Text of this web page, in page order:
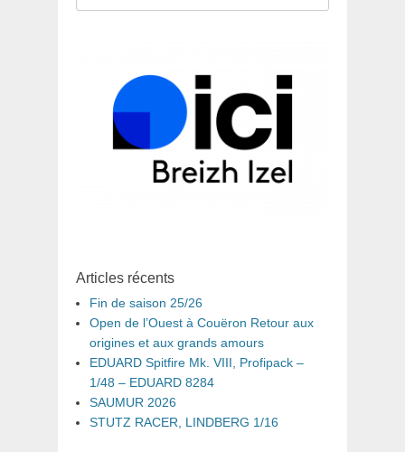
pour
Articles récents
Fin de saison 25/26
Open de l’Ouest à Couëron Retour aux
origines et aux grands amours
EDUARD Spitfire Mk. VIII, Profipack –
1/48 – EDUARD 8284
SAUMUR 2026
STUTZ RACER, LINDBERG 1/16